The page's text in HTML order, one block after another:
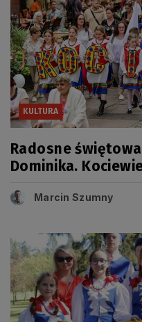
KULTURA
Radosne
Dominika.
Marcin Szumny